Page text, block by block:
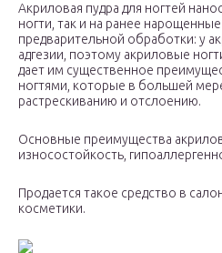
Акриловая пудра для ногтей
ногти, так и на ранее
предварительной обработки: у
адгезии, поэтому акриловые
дает им существенное
ногтями, которые в большей
растрескиванию и отслоению.
Основные преимущества
износостойкость,
Продается такое средство в
косметики.